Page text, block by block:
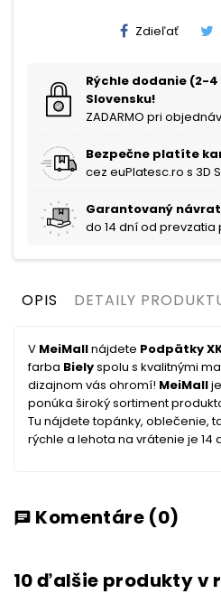
Zdieľať
Rýchle dodanie (2-
Slovensku!
ZADARMO pri
Bezpečne platíte
cez euPlatesc.ro s 3D
Garantovaný návrat
do 14 dní od prevzatia
OPIS DETAILY
V MeiMallnájdete Podpätky
farba Bielyspolu s kvalitnými
dizajnom vás ohromí! MeiMall
ponúka široký sortiment
Tu nájdete topánky, oblečenie,
rýchle a lehota na vrátenie je 14
chat Komentáre (0)
10 ďalšie produkty v